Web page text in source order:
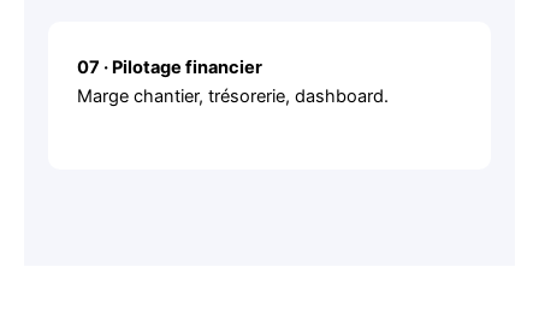
07 · Pilotage financier
Marge chantier, trésorerie, dashboard.